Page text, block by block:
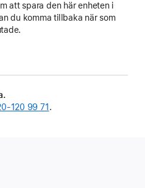
att spara den här enheten i
du komma tillbaka när som
99 71 .